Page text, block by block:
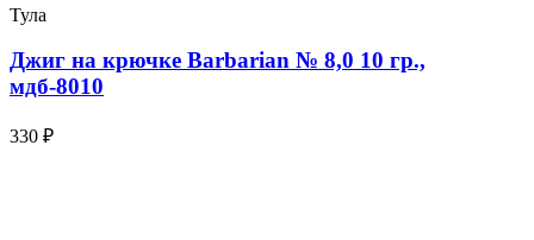
Тула
Джиг на крючке Barbarian № 8,0 10 гр.,
мдб-8010
330 ₽